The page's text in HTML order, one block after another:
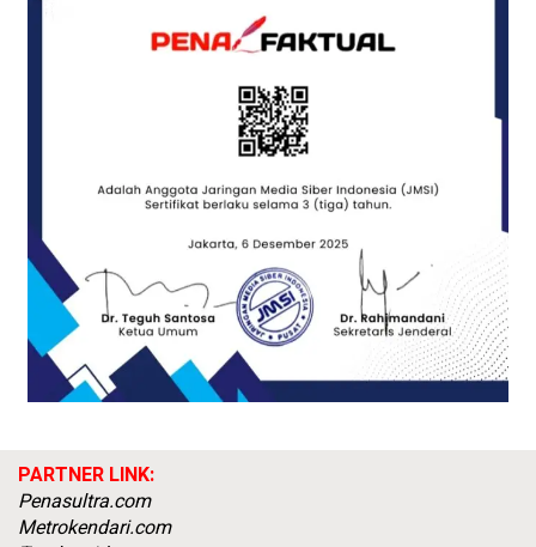
PARTNER LINK:
Penasultra.com
Metrokendari.com